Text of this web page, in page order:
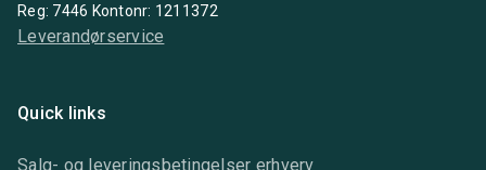
Reg: 7446 Kontonr: 1211372
Leverandørservice
Quick links
Salg- og leveringsbetingelser erhverv